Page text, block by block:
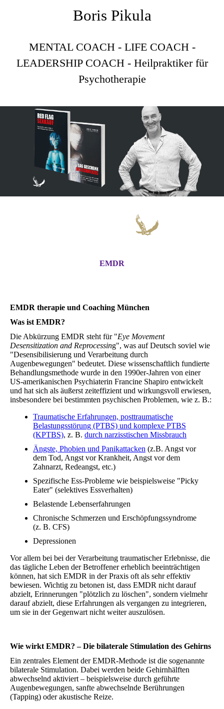
Boris Pikula
MENTAL COACH - LIFE COACH -
LEADERSHIP COACH - Heilpraktiker für
Psychotherapie
EMDR
EMDR therapie und Coaching München
Was ist EMDR?
Die Abkürzung EMDR steht für "Eye Movement
Desensitization and Reprocessing", was auf Deutsch soviel wie
"Desensibilisierung und Verarbeitung durch
Augenbewegungen" bedeutet. Diese wissenschaftlich fundierte
Behandlungsmethode wurde in den 1990er-Jahren von einer
US-amerikanischen Psychiaterin Francine Shapiro entwickelt
und hat sich als äußerst zeiteffizient und wirkungsvoll erwiesen,
insbesondere bei bestimmten psychischen Problemen, wie z. B.:
Traumatische Erfahrungen, posttraumatische
Belastungsstörung (PTBS) und komplexe PTBS
(KPTBS), z. B. durch narzisstischen Missbrauch
Ängste, Phobien und Panikattacken (z.B. Angst vor
dem Tod, Angst vor Krankheit, Angst vor dem
Zahnarzt, Redeangst, etc.)
Spezifische Ess-Probleme wie beispielsweise "Picky
Eater" (selektives Essverhalten)
Belastende Lebenserfahrungen
Chronische Schmerzen und Erschöpfungssyndrome
(z. B. CFS)
Depressionen
Vor allem bei bei der Verarbeitung traumatischer Erlebnisse, die
das tägliche Leben der Betroffener erheblich beeinträchtigen
können, hat sich EMDR in der Praxis oft als sehr effektiv
bewiesen. Wichtig zu betonen ist, dass EMDR nicht darauf
abzielt, Erinnerungen "plötzlich zu löschen", sondern vielmehr
darauf abzielt, diese Erfahrungen als vergangen zu integrieren,
um sie in der Gegenwart nicht weiter auszulösen.
Wie wirkt EMDR? – Die bilaterale Stimulation des Gehirns
Ein zentrales Element der EMDR-Methode ist die sogenannte
bilaterale Stimulation. Dabei werden beide Gehirnhälften
abwechselnd aktiviert – beispielsweise durch geführte
Augenbewegungen, sanfte abwechselnde Berührungen
(Tapping) oder akustische Reize.